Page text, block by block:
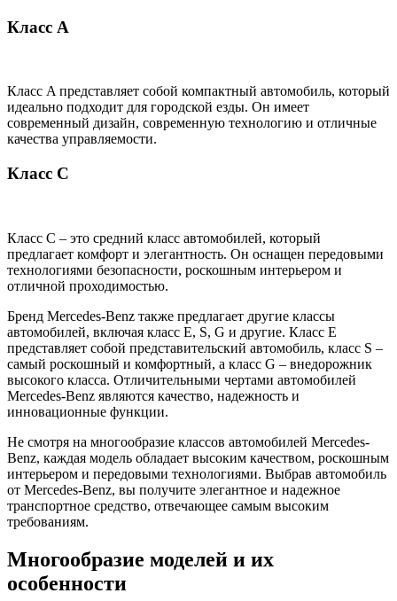
Класс A
Класс A представляет собой компактный автомобиль, который
идеально подходит для городской езды. Он имеет
современный дизайн, современную технологию и отличные
качества управляемости.
Класс C
Класс C – это средний класс автомобилей, который
предлагает комфорт и элегантность. Он оснащен передовыми
технологиями безопасности, роскошным интерьером и
отличной проходимостью.
Бренд Mercedes-Benz также предлагает другие классы
автомобилей, включая класс E, S, G и другие. Класс E
представляет собой представительский автомобиль, класс S –
самый роскошный и комфортный, а класс G – внедорожник
высокого класса. Отличительными чертами автомобилей
Mercedes-Benz являются качество, надежность и
инновационные функции.
Не смотря на многообразие классов автомобилей Mercedes-
Benz, каждая модель обладает высоким качеством, роскошным
интерьером и передовыми технологиями. Выбрав автомобиль
от Mercedes-Benz, вы получите элегантное и надежное
транспортное средство, отвечающее самым высоким
требованиям.
Многообразие моделей и их
особенности